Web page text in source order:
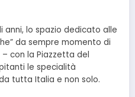
lo spazio dedicato alle
da sempre momento di
con la Piazzetta del
le specialità
tutta Italia e non solo.